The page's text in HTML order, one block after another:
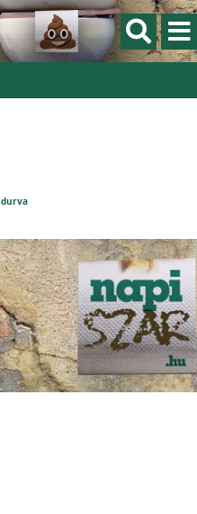
durva